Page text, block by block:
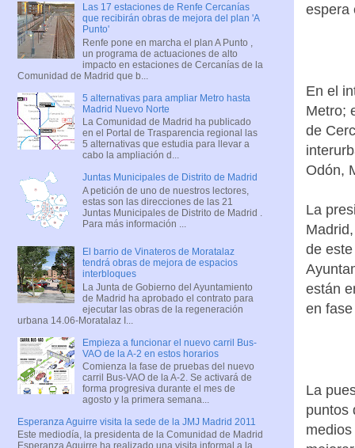
espera
En el
Metro;
de
Odón,
La
de
están
en
La
puntos
Las 17 estaciones de Renfe Cercanías
que recibirán obras de mejora del plan 'A
Punto'
Renfe pone en marcha el plan A Punto ,
un programa de actuaciones de alto
impacto en estaciones de Cercanías de la
Comunidad de Madrid que b...
5 alternativas para ampliar Metro hasta
Madrid Nuevo Norte
La Comunidad de Madrid ha publicado
en el Portal de Trasparencia regional las
5 alternativas que estudia para llevar a
cabo la ampliación d...
Juntas Municipales de Distrito de Madrid
A petición de uno de nuestros lectores,
estas son las direcciones de las 21
Juntas Municipales de Distrito de Madrid .
Para más información ...
El barrio de Vinateros de Moratalaz
tendrá obras de mejora de espacios
interbloques
La Junta de Gobierno del Ayuntamiento
de Madrid ha aprobado el contrato para
ejecutar las obras de la regeneración
urbana 14.06-Moratalaz I...
Empieza a funcionar el nuevo carril Bus-
VAO de la A-2 en estos horarios
Comienza la fase de pruebas del nuevo
carril Bus-VAO de la A-2. Se activará de
forma progresiva durante el mes de
agosto y la primera semana...
Esperanza Aguirre visita la sede de la JMJ Madrid 2011
Este mediodía, la presidenta de la Comunidad de Madrid